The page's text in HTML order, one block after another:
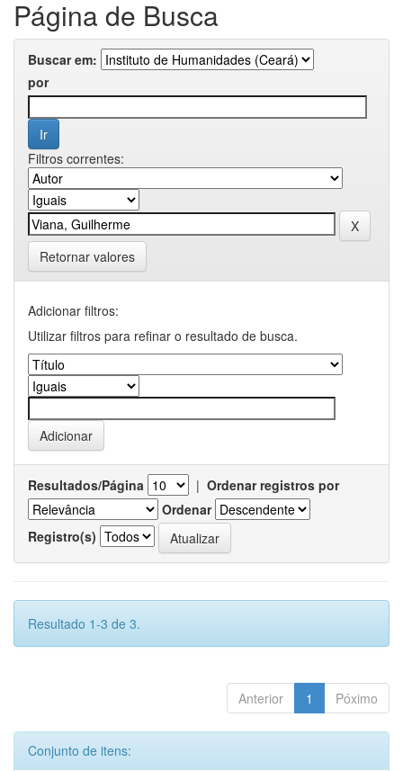
Página de Busca
Buscar em:
por
Filtros correntes:
Retornar valores
Adicionar filtros:
Utilizar filtros para refinar o resultado de busca.
Resultados/Página | Ordenar registros por
Ordenar
Registro(s)
Resultado 1-3 de 3.
Anterior 1 Póximo
Conjunto de itens: